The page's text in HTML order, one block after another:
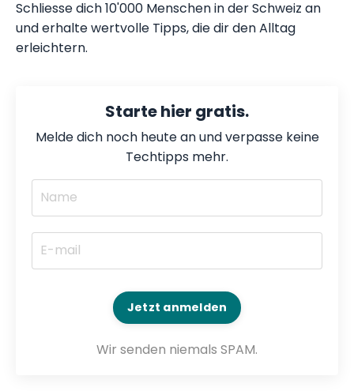
Schliesse dich 10'000 Menschen in der Schweiz an
und erhalte wertvolle Tipps, die dir den Alltag
erleichtern.
Starte hier gratis.
Melde dich noch heute an und verpasse keine
Techtipps mehr.
Jetzt anmelden
Wir senden niemals SPAM.